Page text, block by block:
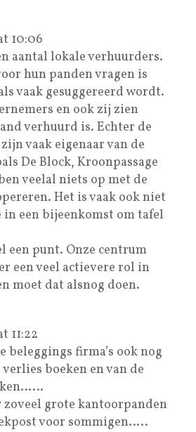
10:06
aantal lokale verhuurders.
hun panden vragen is
vaak gesuggereerd wordt.
en ook zij zien
verhuurd is. Echter de
vaak eigenaar van de
De Block, Kroonpassage
veelal niets op met de
Het is vaak ook niet
een bijeenkomst om tafel
een punt. Onze centrum
een veel actievere rol in
moet dat alsnog doen.
11:22
beleggings firma’s ook nog
boeken en van de
zoveel grote kantoorpanden
voor sommigen…..